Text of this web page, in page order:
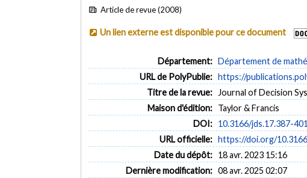
Article de revue (2008)
Un lien externe est disponible pour ce document
Département: Département de
URL de PolyPublie: https://
Titre de la revue:
Journal of Decision
Maison d'édition: Taylor & Francis
DOI: 10.3166/jds.17.387-401
URL officielle: https://doi.org/
Date du dépôt: 18 avr. 2023 15:16
Dernière modification: 08 avr. 2025 02:07